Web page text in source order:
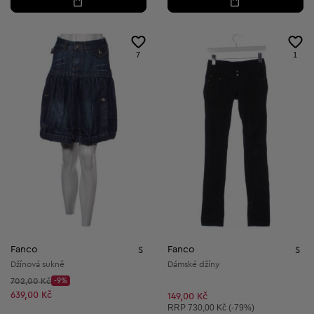
7
Fanco S
Džínová sukně
Původní cena:
702,00 Kč
Discount Price:
-9%
Snížená cena:
639,00 Kč
1
Fanco S
Dámské džíny
149,00 Kč
Doporučená cena:
RRP 730,00 Kč (-79%)